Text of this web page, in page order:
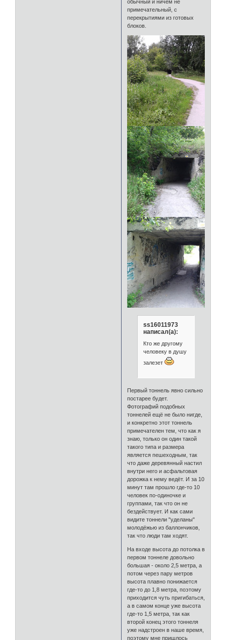
обычный и ничем не
примечательный, с
перекрытиями из готовых
блоков.
ss16011973
написал(а):
Кто же другому
человеку в душу
залезет
Первый тоннель явно сильно
постарее будет.
Фотографий подобных
тоннелей ещё не было нигде,
и конкретно этот тоннель
примечателен тем, что как я
знаю, только он один такой
такого типа и размера
является пешеходным, так
что даже деревянный настил
внутри него и асфальтовая
дорожка к нему ведёт. И за 10
минут там прошло где-то 10
человек по-одиночке и
группами, так что он не
бездействует. И как сами
видите тоннели "уделаны"
молодёжью из баллончиков,
так что люди там ходят.
На входе высота до потолка в
первом тоннеле довольно
большая - около 2,5 метра, а
потом через пару метров
высота плавно понижается
где-то до 1,8 метра, поэтому
приходится чуть пригибаться,
а в самом конце уже высота
где-то 1,5 метра, так как
второй конец этого тоннеля
уже надстроен в наше время,
поэтому мне пришлось